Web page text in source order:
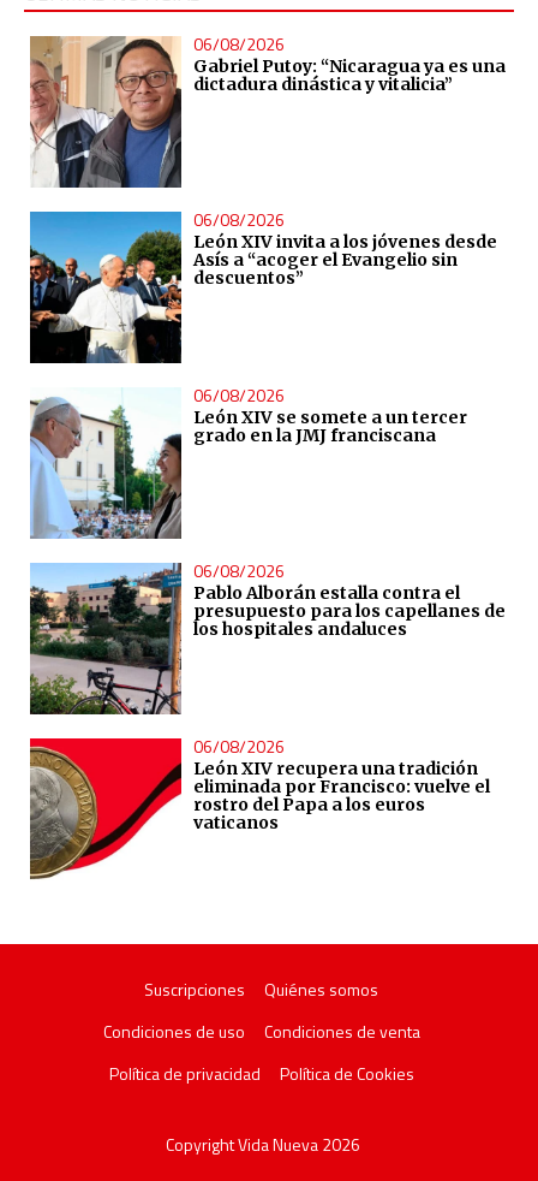
06/08/2026
Gabriel Putoy: “Nicaragua ya es una
dictadura dinástica y vitalicia”
06/08/2026
León XIV invita a los jóvenes desde
Asís a “acoger el Evangelio sin
descuentos”
06/08/2026
León XIV se somete a un tercer
grado en la JMJ franciscana
06/08/2026
Pablo Alborán estalla contra el
presupuesto para los capellanes de
los hospitales andaluces
06/08/2026
León XIV recupera una tradición
eliminada por Francisco: vuelve el
rostro del Papa a los euros
vaticanos
Suscripciones
Quiénes somos
Condiciones de uso
Condiciones de venta
Política de privacidad
Política de Cookies
Copyright Vida Nueva 2026